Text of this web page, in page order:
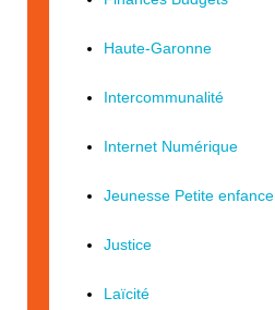
Haute-Garonne
Intercommunalité
Internet Numérique
Jeunesse Petite enfance
Justice
Laïcité